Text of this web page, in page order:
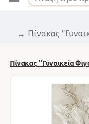
Πίνακας
Πίνακας "Γυναικεία